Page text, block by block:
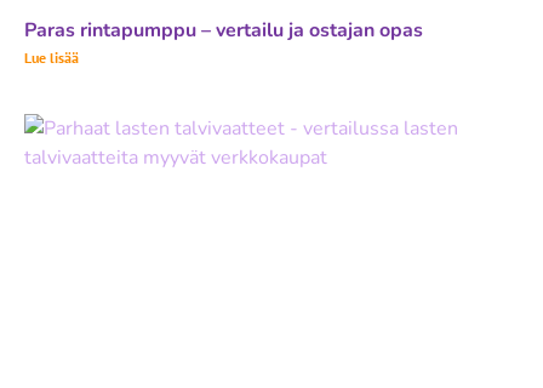
Paras rintapumppu – vertailu ja ostajan opas
Lue lisää